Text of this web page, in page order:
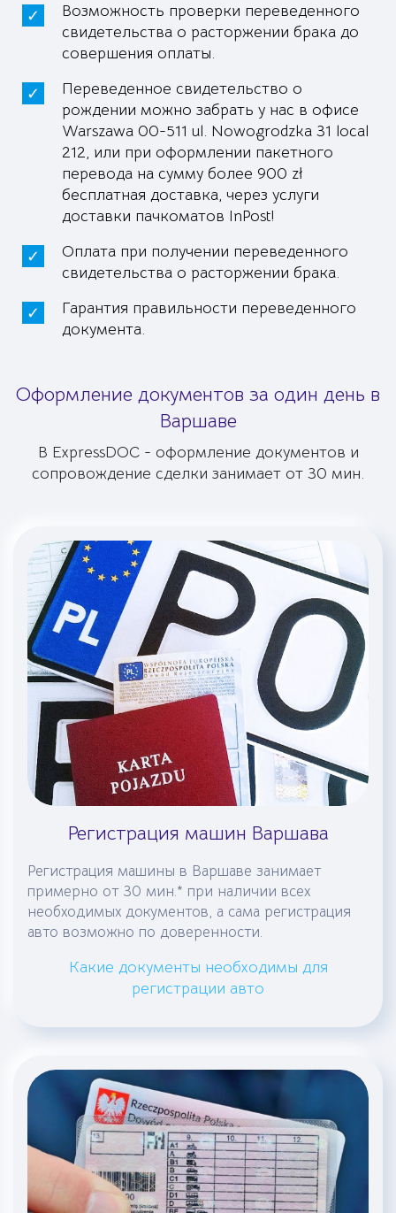
Возможность проверки переведенного
свидетельства о расторжении брака до
совершения оплаты.
Переведенное свидетельство о
рождении можно забрать у нас в офисе
Warszawa 00-511 ul. Nowogrodzka 31 local
212, или при оформлении пакетного
перевода на сумму более 900 zł
бесплатная доставка, через услуги
доставки пачкоматов InPost!
Оплата при получении переведенного
свидетельства о расторжении брака.
Гарантия правильности переведенного
документа.
Оформление документов за один день в
Варшаве
В ExpressDOC - оформление документов и
сопровождение сделки занимает от 30 мин.
Регистрация машин Варшава
Регистрация машины в Варшаве занимает
примерно от 30 мин.* при наличии всех
необходимых документов, а сама регистрация
авто возможно по доверенности.
Какие документы необходимы для
регистрации авто